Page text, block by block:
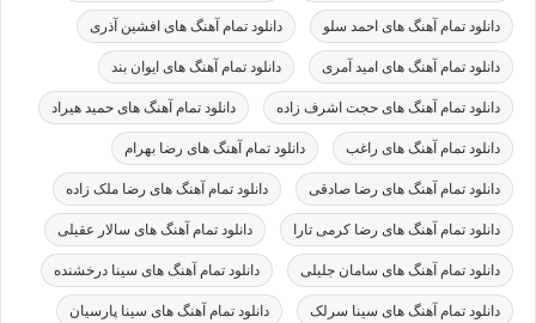
دانلود تمام آهنگ های احمد سلو دانلود تمام آهنگ های افشین آذری
دانلود تمام آهنگ های امید آمری دانلود تمام آهنگ های ایوان بند
دانلود تمام آهنگ های حجت اشرف زاده دانلود تمام آهنگ های حمید هیراد
دانلود تمام آهنگ های راغب دانلود تمام آهنگ های رضا بهرام
دانلود تمام آهنگ های رضا صادقی دانلود تمام آهنگ های رضا ملک زاده
دانلود تمام آهنگ های رضا کرمی تارا دانلود تمام آهنگ های سالار عقیلی
دانلود تمام آهنگ های سامان جلیلی دانلود تمام آهنگ های سینا درخشنده
دانلود تمام آهنگ های سینا سرلک دانلود تمام آهنگ های سینا پارسیان